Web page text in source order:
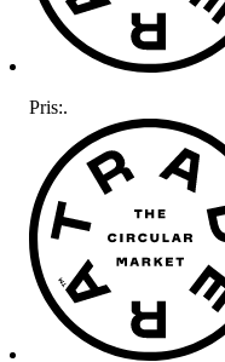
Pris:.